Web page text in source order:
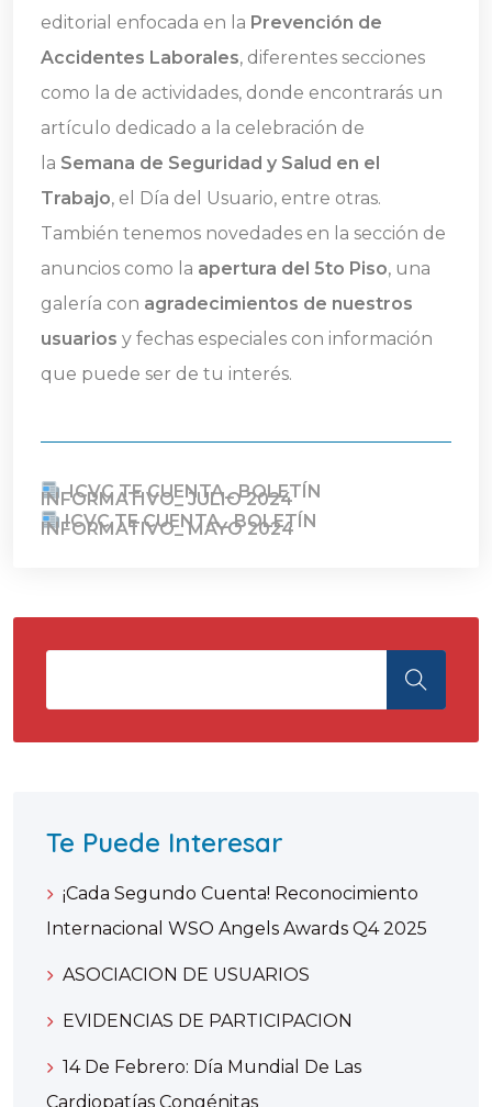
editorial enfocada en la Prevención de
Accidentes Laborales, diferentes secciones
como la de actividades, donde encontrarás un
artículo dedicado a la celebración de
la Semana de Seguridad y Salud en el
Trabajo, el Día del Usuario, entre otras.
También tenemos novedades en la sección de
anuncios como la apertura del 5to Piso, una
galería con agradecimientos de nuestros
usuarios y fechas especiales con información
que puede ser de tu interés.
ICVC TE CUENTA_ BOLETÍN
INFORMATIVO_ JULIO 2024
ICVC TE CUENTA_ BOLETÍN
INFORMATIVO_ MAYO 2024
Te Puede Interesar
¡Cada Segundo Cuenta! Reconocimiento
Internacional WSO Angels Awards Q4 2025
ASOCIACION DE USUARIOS
EVIDENCIAS DE PARTICIPACION
14 De Febrero: Día Mundial De Las
Cardiopatías Congénitas